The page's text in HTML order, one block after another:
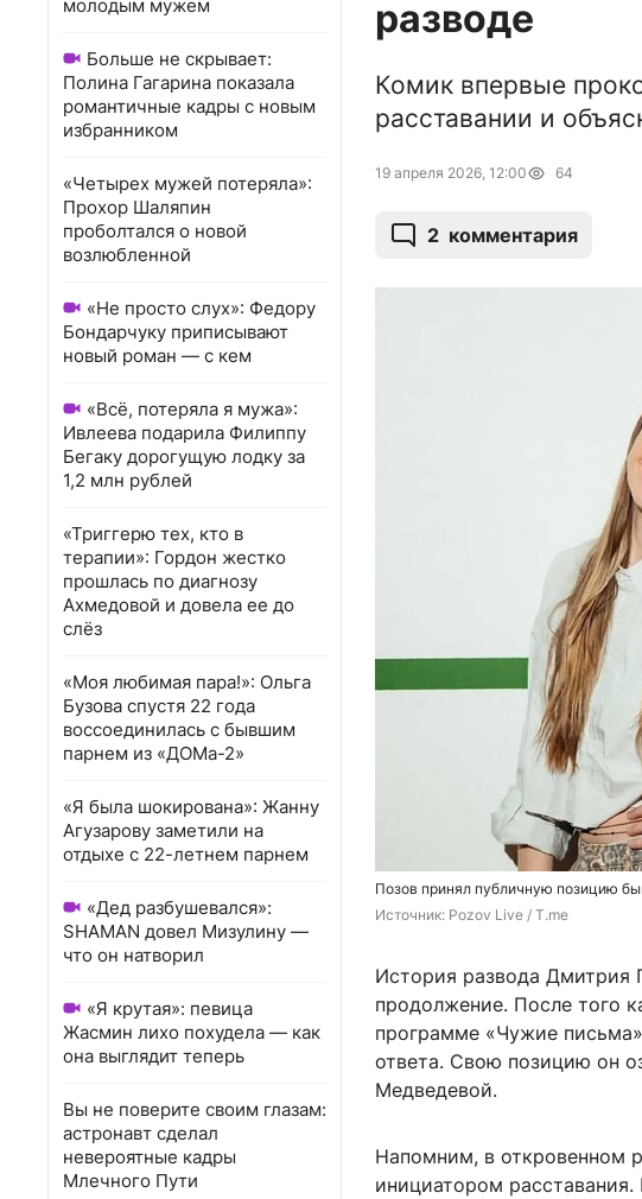
молодым мужем
Больше не скрывает:
Полина Гагарина показала
романтичные кадры с новым
избранником
«Четырех мужей потеряла»:
Прохор Шаляпин
проболтался о новой
возлюбленной
«Не просто слух»: Федору
Бондарчуку приписывают
новый роман — с кем
«Всё, потеряла я мужа»:
Ивлеева подарила Филиппу
Бегаку дорогущую лодку за
1,2 млн рублей
«Триггерю тех, кто в
терапии»: Гордон жестко
прошлась по диагнозу
Ахмедовой и довела ее до
слёз
«Моя любимая пара!»: Ольга
Бузова спустя 22 года
воссоединилась с бывшим
парнем из «ДОМа-2»
«Я была шокирована»: Жанну
Агузарову заметили на
отдыхе с 22-летнем парнем
«Дед разбушевался»:
SHAMAN довел Мизулину —
что он натворил
«Я крутая»: певица
Жасмин лихо похудела — как
она выглядит теперь
Вы не поверите своим глазам:
астронавт сделал
невероятные кадры
Млечного Пути
разводе
Комик впервые
расставании и
19 апреля 2026, 12:00 64
2 комментария
Позов принял публичную позицию
Источник: Pozov Live / T.me
История развода Дмитрия
продолжение. После того
программе «Чужие
ответа. Свою позицию он
Медведевой.
Напомним, в откровенном
инициатором